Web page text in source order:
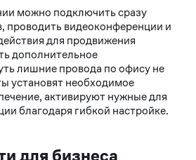
можно подключить сразу
проводить видеоконференции и
для продвижения
дополнительное
лишние провода по офису не
установят необходимое
активируют нужные для
благодаря гибкой настройке.
для бизнеса